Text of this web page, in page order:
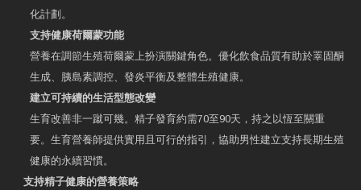
化計劃。
支持健康荷爾蒙功能
營養在調節生殖荷爾蒙上扮演關鍵角色。優化飲食品質有助於睪固酮
生成、胰島素調控、發炎平衡及整體生殖健康。
建立可持續的生活型態改變
生育改善非一蹴可幾。精子發育約需70至90天，持之以恆至關重
要。生育營養師提供實用且可行的指引，協助男性建立支持長期生殖
健康的永續習慣。
支持精子健康的營養策略